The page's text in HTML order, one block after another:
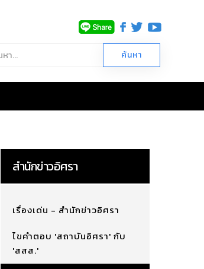
สำนักข่าวอิศรา
เรื่องเด่น - สำนักข่าวอิศรา
ไขคำตอบ 'สถาบันอิศรา' กับ
'สสส.'